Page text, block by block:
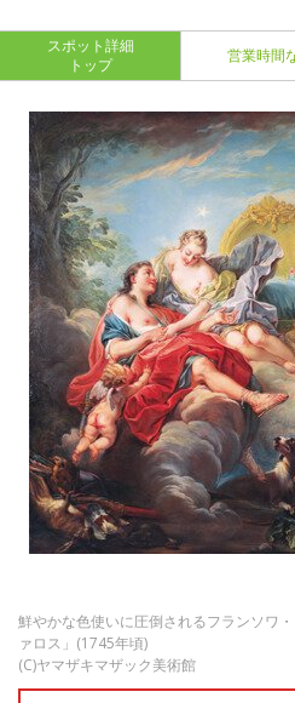
スポット詳細
トップ
営業時間
鮮やかな色使いに圧倒されるフランソワ
ァロス」(1745年頃)
(C)ヤマザキマザック美術館